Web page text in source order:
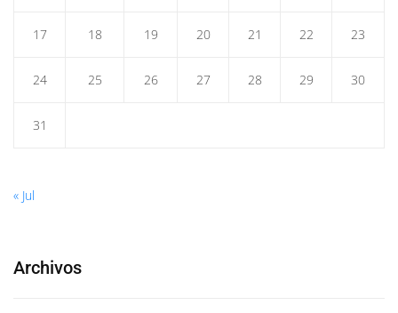
17 18 19 20 21 22 23
24 25 26 27 28 29 30
31
« Jul
Archivos